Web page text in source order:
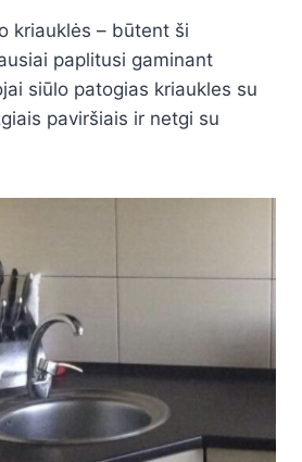
kriauklės – būtent ši
paplitusi gaminant
siūlo patogias kriaukles su
paviršiais ir netgi su